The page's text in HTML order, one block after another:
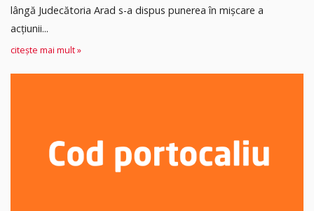
lângă Judecătoria Arad s-a dispus punerea în mişcare a
acţiunii...
citește mai mult »